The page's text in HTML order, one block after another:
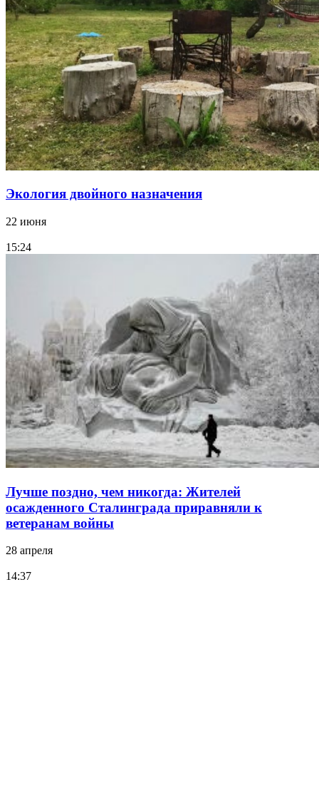
Экология двойного назначения
22 июня
15:24
Лучше поздно, чем никогда: Жителей
осажденного Сталинграда приравняли к
ветеранам войны
28 апреля
14:37